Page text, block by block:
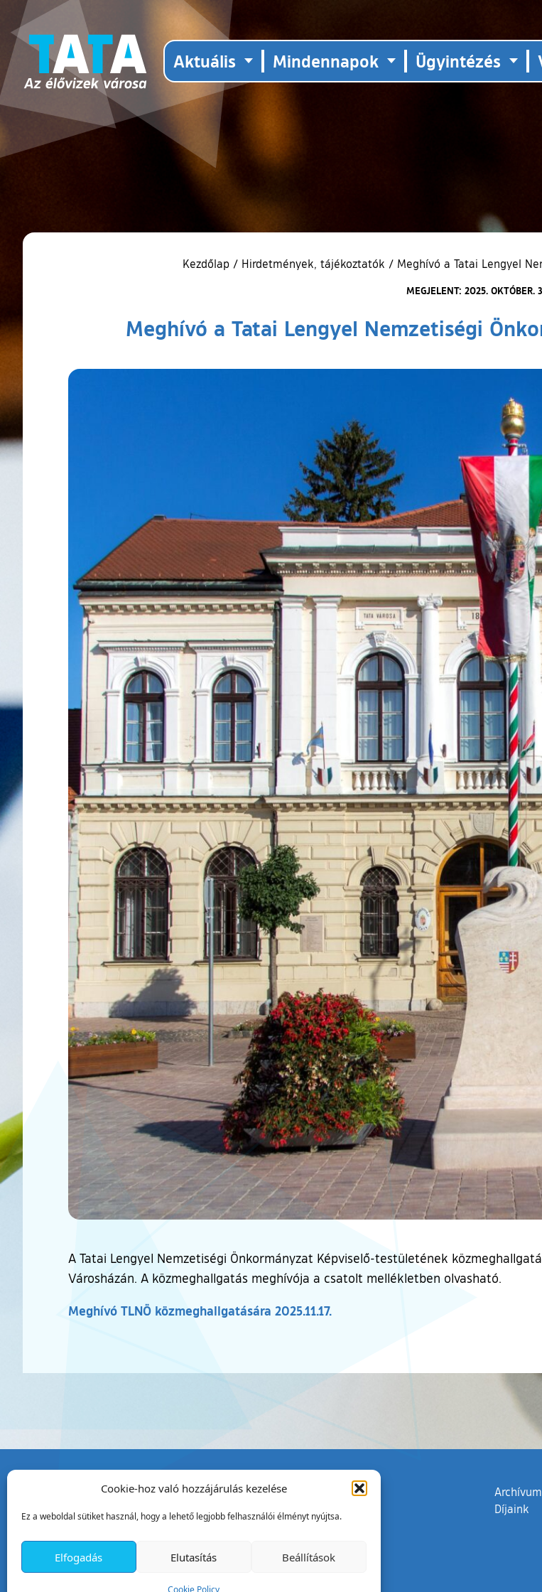
Cookie-hoz való hozzájárulás kezelése
Ez a weboldal sütiket használ, hogy a lehető legjobb felhasználói élményt nyújtsa.
Elfogadás Elutasítás Beállítások
Cookie Policy
Aktuális Mindennapok Ügyintézés
Kezdőlap / Hirdetmények, tájékoztatók / Meghívó a Tatai Lengyel
MEGJELENT: 2025. OKTÓBER.
Meghívó a Tatai Lengyel Nemzetiségi
A Tatai Lengyel Nemzetiségi Önkormányzat Képviselő-testületének
Városházán. A közmeghallgatás meghívója a csatolt mellékletben olvasható.
Meghívó TLNÖ közmeghallgatására 2025.11.17.
Tata Város Önkormányzata
2890 Tata, Kossuth tér 1.
+36 34 / 587 078
Email:ph@tata.hu
Archívum
Díjaink